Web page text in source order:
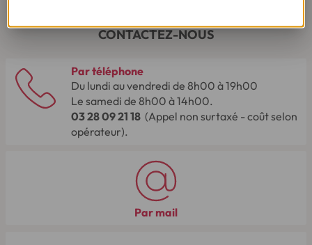
CONTACTEZ-NOUS
Par téléphone
Du lundi au vendredi de 8h00 à 19h00
Le samedi de 8h00 à 14h00.
03 28 09 21 18 (Appel non surtaxé - coût selon
opérateur).
Par mail